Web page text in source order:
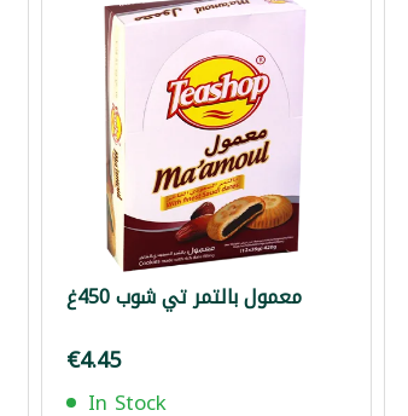
معمول بالتمر تي شوب 450غ
€4.45
In Stock